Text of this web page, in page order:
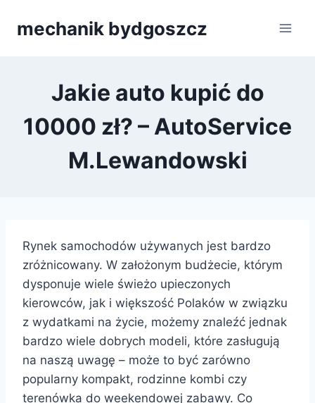
mechanik bydgoszcz
Jakie auto kupić do
10000 zł? – AutoService
M.Lewandowski
Rynek samochodów używanych jest bardzo
zróżnicowany. W założonym budżecie, którym
dysponuje wiele świeżo upieczonych
kierowców, jak i większość Polaków w związku
z wydatkami na życie, możemy znaleźć jednak
bardzo wiele dobrych modeli, które zasługują
na naszą uwagę – może to być zarówno
popularny kompakt, rodzinne kombi czy
terenówka do weekendowej zabawy. Co